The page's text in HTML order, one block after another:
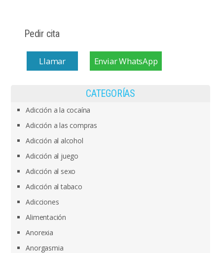
Pedir cita
Llamar Enviar WhatsApp
CATEGORÍAS
Adicción a la cocaína
Adicción a las compras
Adicción al alcohol
Adicción al juego
Adicción al sexo
Adicción al tabaco
Adicciones
Alimentación
Anorexia
Anorgasmia